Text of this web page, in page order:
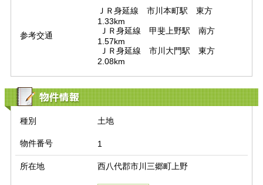
参考交通
ＪＲ身延線　市川本町駅　東方
1.33km
1.57km
2.08km
物件情報
種別 土地
物件番号 1
所在地 西八代郡市川三郷町上野